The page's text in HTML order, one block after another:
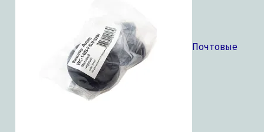
Почтовые